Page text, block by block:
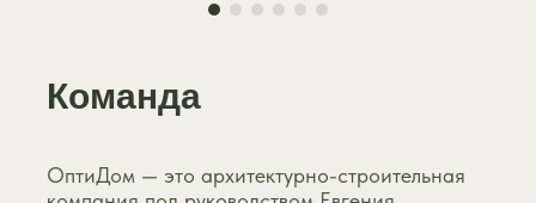
Команда
ОптиДом — это архитектурно-строительная